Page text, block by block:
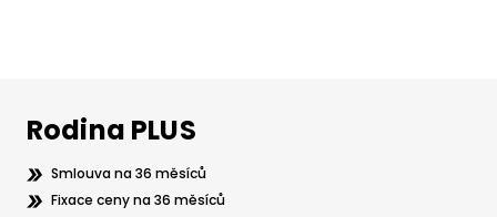
Rodina PLUS
Smlouva na 36 měsíců
Fixace ceny na 36 měsíců